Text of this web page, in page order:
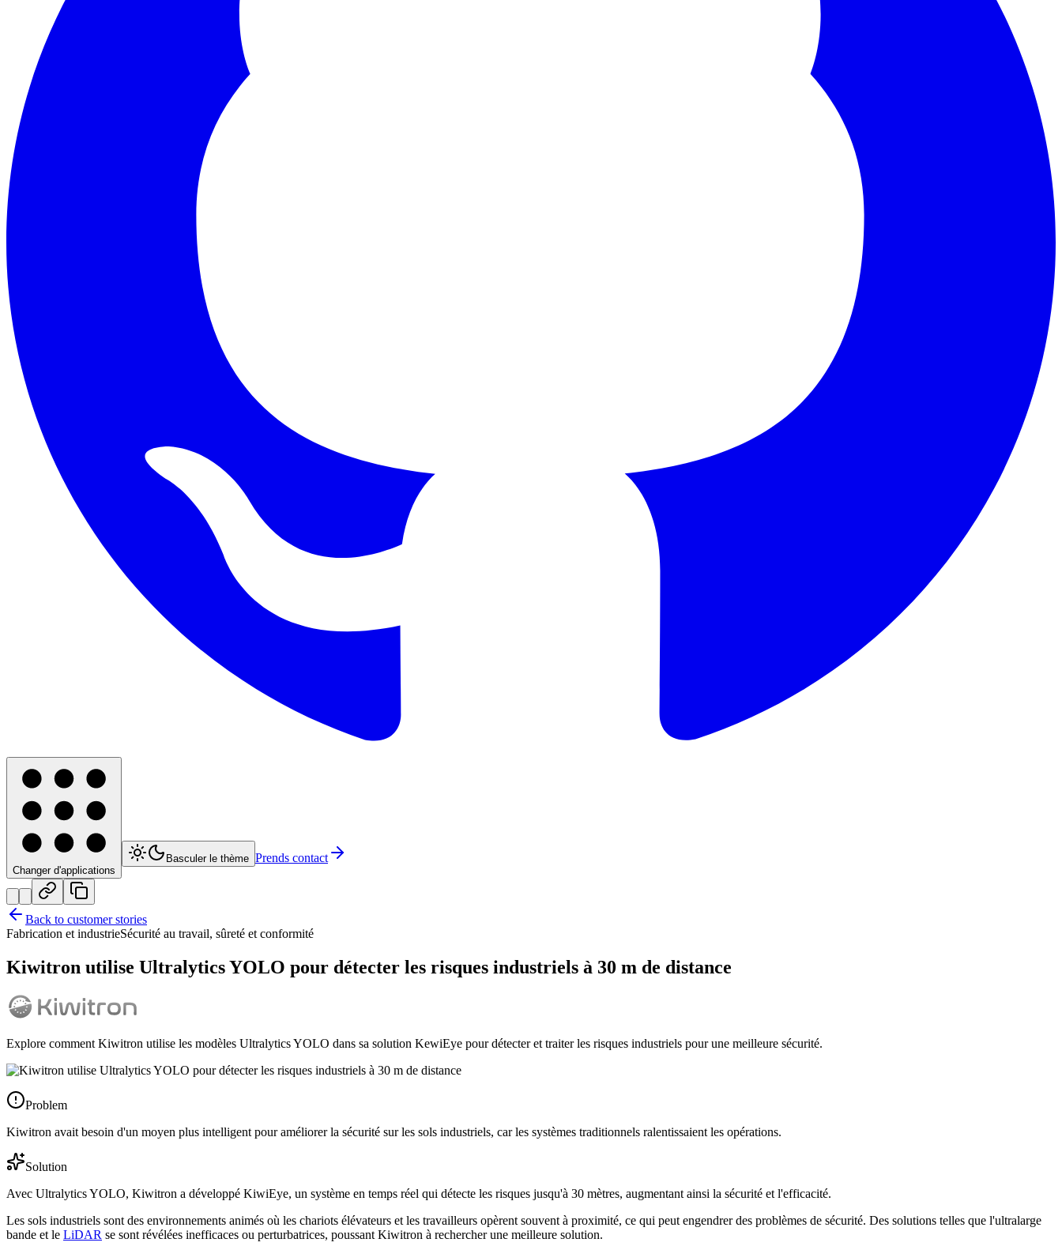
Changer d'applications
Basculer le thème Prends contact
Back to customer stories
Fabrication et industrieSécurité au travail, sûreté et conformité
Kiwitron utilise Ultralytics YOLO pour détecter les risques industriels à 30 m de distance
Explore comment Kiwitron utilise les modèles Ultralytics YOLO dans sa solution KewiEye pour détecter et traiter les risques industriels pour une meilleure sécurité.
Problem
Kiwitron avait besoin d'un moyen plus intelligent pour améliorer la sécurité sur les sols industriels, car les systèmes traditionnels ralentissaient les opérations.
Solution
Avec Ultralytics YOLO, Kiwitron a développé KiwiEye, un système en temps réel qui détecte les risques jusqu'à 30 mètres, augmentant ainsi la sécurité et l'efficacité.
Les sols industriels sont des environnements animés où les chariots élévateurs et les travailleurs opèrent souvent à proximité, ce qui peut engendrer des problèmes de sécurité. Des solutions telles que l'ultralarge
bande et le LiDAR se sont révélées inefficaces ou perturbatrices, poussant Kiwitron à rechercher une meilleure solution.